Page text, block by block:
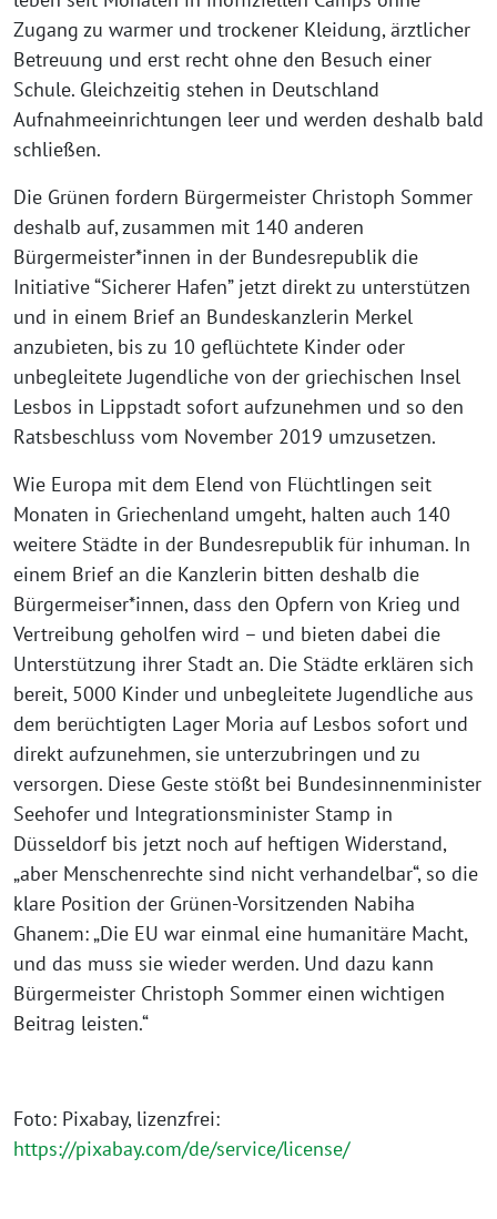
Zugang zu warmer und trockener Kleidung, ärztlicher
Betreuung und erst recht ohne den Besuch einer
Schule. Gleichzeitig stehen in Deutschland
Aufnahmeeinrichtungen leer und werden deshalb bald
schließen.
Die Grünen fordern Bürgermeister Christoph Sommer
deshalb auf, zusammen mit 140 anderen
Bürgermeister*innen in der Bundesrepublik die
Initiative “Sicherer Hafen” jetzt direkt zu unterstützen
und in einem Brief an Bundeskanzlerin Merkel
anzubieten, bis zu 10 geflüchtete Kinder oder
unbegleitete Jugendliche von der griechischen Insel
Lesbos in Lippstadt sofort aufzunehmen und so den
Ratsbeschluss vom November 2019 umzusetzen.
Wie Europa mit dem Elend von Flüchtlingen seit
Monaten in Griechenland umgeht, halten auch 140
weitere Städte in der Bundesrepublik für inhuman. In
einem Brief an die Kanzlerin bitten deshalb die
Bürgermeiser*innen, dass den Opfern von Krieg und
Vertreibung geholfen wird – und bieten dabei die
Unterstützung ihrer Stadt an. Die Städte erklären sich
bereit, 5000 Kinder und unbegleitete Jugendliche aus
dem berüchtigten Lager Moria auf Lesbos sofort und
direkt aufzunehmen, sie unterzubringen und zu
versorgen. Diese Geste stößt bei Bundesinnenminister
Seehofer und Integrationsminister Stamp in
Düsseldorf bis jetzt noch auf heftigen Widerstand,
„aber Menschenrechte sind nicht verhandelbar“, so die
klare Position der Grünen-Vorsitzenden Nabiha
Ghanem: „Die EU war einmal eine humanitäre Macht,
und das muss sie wieder werden. Und dazu kann
Bürgermeister Christoph Sommer einen wichtigen
Beitrag leisten.“
Foto: Pixabay, lizenzfrei:
https://pixabay.com/de/service/license/